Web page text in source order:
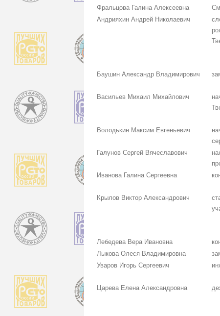
Фральцова Галина Алексеевна
Андрияхин Андрей Николаевич
Баушин Александр Владимирович
Васильев Михаил Михайлович
Володькин Максим Евгеньевич
Галунов Сергей Вячеславович
Иванова Галина Сергеевна
Крылов Виктор Александрович
Лебедева Вера Ивановна
Лыкова Олеся Владимировна
Уваров Игорь Сергеевич
Царева Елена Александровна